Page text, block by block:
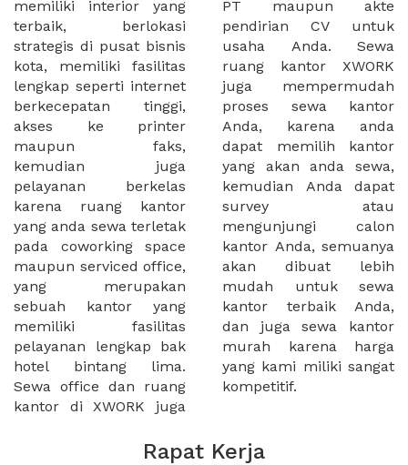
memiliki interior yang
terbaik, berlokasi
strategis di pusat bisnis
kota, memiliki fasilitas
lengkap seperti internet
berkecepatan tinggi,
akses ke printer
maupun faks,
kemudian juga
pelayanan berkelas
karena ruang kantor
yang anda sewa terletak
pada coworking space
maupun serviced office,
yang merupakan
sebuah kantor yang
memiliki fasilitas
pelayanan lengkap bak
hotel bintang lima.
Sewa office dan ruang
kantor di XWORK juga
PT maupun akte
pendirian CV untuk
usaha Anda. Sewa
ruang kantor XWORK
juga mempermudah
proses sewa kantor
Anda, karena anda
dapat memilih kantor
yang akan anda sewa,
kemudian Anda dapat
survey atau
mengunjungi calon
kantor Anda, semuanya
akan dibuat lebih
mudah untuk sewa
kantor terbaik Anda,
dan juga sewa kantor
murah karena harga
yang kami miliki sangat
kompetitif.
Rapat Kerja